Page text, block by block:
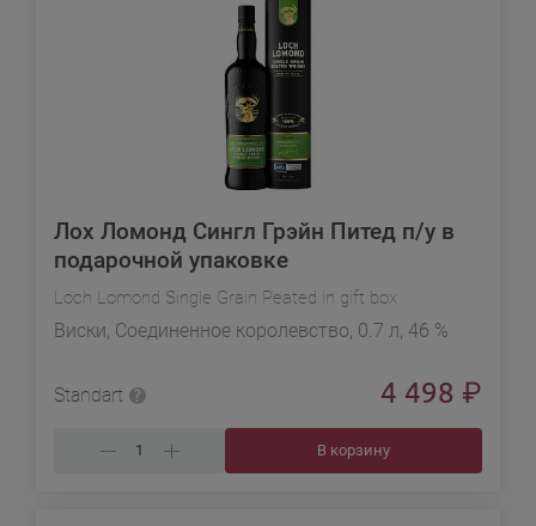
Лох Ломонд Сингл Грэйн Питед п/у в
подарочной упаковке
Loch Lomond Single Grain Peated in gift box
Виски, Соединенное королевство, 0.7 л, 46 %
Standart 4 498 ₽
В корзину